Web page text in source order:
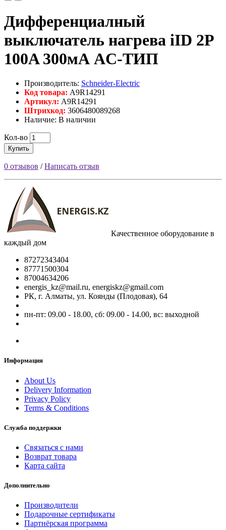
Дифференциалный
выключатель нагрева iID 2P
100A 300мА AC-ТИП
Производитель: Schneider-Electric
Код товара: A9R14291
Артикул: A9R14291
Штрихкод: 3606480089268
Наличие: В наличии
Кол-во
Купить
0 отзывов /Написать отзыв
Качественное оборудование в
каждый дом
87272343404
87771500304
87004634206
energis_kz@mail.ru, energiskz@gmail.com
РК, г. Алматы, ул. Коянды (Плодовая), 64
пн-пт: 09.00 - 18.00, сб: 09.00 - 14.00, вс: выходной
Информация
About Us
Delivery Information
Privacy Policy
Terms & Conditions
Служба поддержки
Связаться с нами
Возврат товара
Карта сайта
Дополнительно
Производители
Подарочные сертификаты
Партнёрская программа